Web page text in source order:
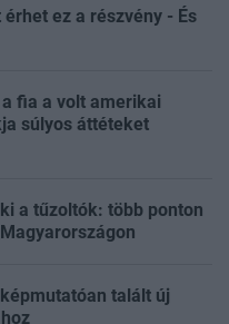
ez a részvény - És
fia a volt amerikai
súlyos áttéteket
a tűzoltók: több ponton
talált új